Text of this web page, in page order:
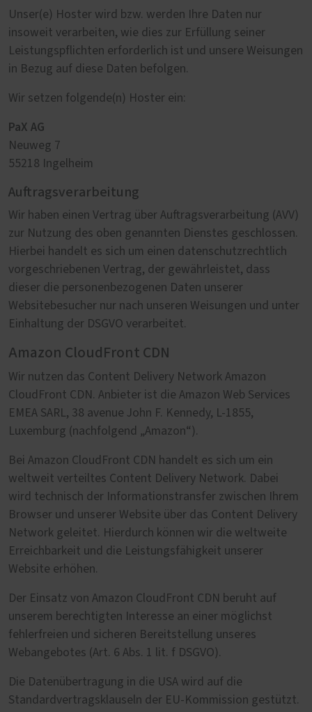
Unser(e) Hoster wird bzw. werden Ihre Daten nur
insoweit verarbeiten, wie dies zur Erfüllung seiner
Leistungspflichten erforderlich ist und unsere Weisungen
in Bezug auf diese Daten befolgen.
Wir setzen folgende(n) Hoster ein:
PaX AG
Neuweg 7
55218 Ingelheim
Auftragsverarbeitung
Wir haben einen Vertrag über Auftragsverarbeitung (AVV)
zur Nutzung des oben genannten Dienstes geschlossen.
Hierbei handelt es sich um einen datenschutzrechtlich
vorgeschriebenen Vertrag, der gewährleistet, dass
dieser die personenbezogenen Daten unserer
Websitebesucher nur nach unseren Weisungen und unter
Einhaltung der DSGVO verarbeitet.
Amazon CloudFront CDN
Wir nutzen das Content Delivery Network Amazon
CloudFront CDN. Anbieter ist die Amazon Web Services
EMEA SARL, 38 avenue John F. Kennedy, L-1855,
Luxemburg (nachfolgend „Amazon“).
Bei Amazon CloudFront CDN handelt es sich um ein
weltweit verteiltes Content Delivery Network. Dabei
wird technisch der Informationstransfer zwischen Ihrem
Browser und unserer Website über das Content Delivery
Network geleitet. Hierdurch können wir die weltweite
Erreichbarkeit und die Leistungsfähigkeit unserer
Website erhöhen.
Der Einsatz von Amazon CloudFront CDN beruht auf
unserem berechtigten Interesse an einer möglichst
fehlerfreien und sicheren Bereitstellung unseres
Webangebotes (Art. 6 Abs. 1 lit. f DSGVO).
Die Datenübertragung in die USA wird auf die
Standardvertragsklauseln der EU-Kommission gestützt.